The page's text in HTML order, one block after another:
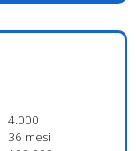
4.000
36 mesi